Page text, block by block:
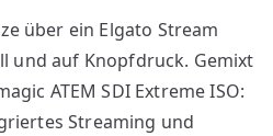
über ein Elgato Stream
und auf Knopfdruck. Gemixt
ATEM SDI Extreme ISO:
Streaming und